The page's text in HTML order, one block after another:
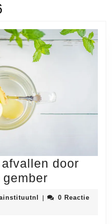
door
met
sophiainstituutnl
| 0 Reactie